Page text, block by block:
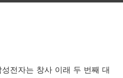
전자는 창사 이래 두 번째 대